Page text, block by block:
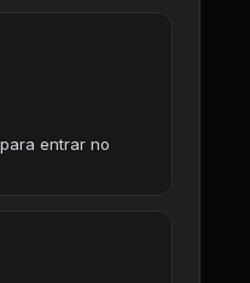
entrar no